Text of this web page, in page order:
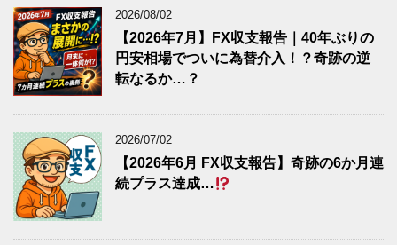
2026/08/02
【2026年7月】FX収支報告｜40年ぶりの
円安相場でついに為替介入！？奇跡の逆
転なるか…？
2026/07/02
【2026年6月 FX収支報告】奇跡の6か月連
続プラス達成…